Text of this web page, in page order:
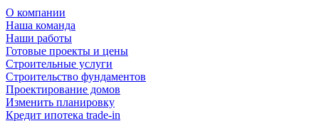
О компании
Наша команда
Наши работы
Готовые проекты и цены
Строительные услуги
Строительство фундаментов
Проектирование домов
Изменить планировку
Кредит ипотека trade-in